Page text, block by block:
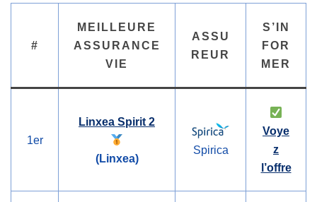
#
MEILLEURE
ASSURANCE
VIE
ASSU
REUR
S’IN
FOR
MER
1er
Linxea Spirit 2
(Linxea)
Spirica
Voye
z
l’offre